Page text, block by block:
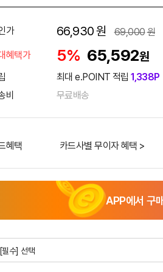
가 66,930원 69,000원
혜택가
5% 65,592원
최대 e.POINT 적립1,338P
비 무료배송
혜택 카드사별 무이자 혜택 >
APP에서 구
[필수] 선택